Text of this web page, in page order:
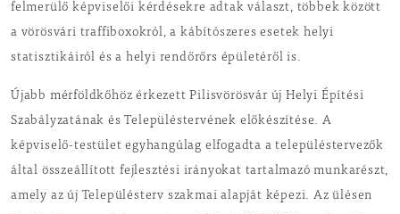
felmerülő képviselői kérdésekre adtak választ, többek között
a vörösvári traffiboxokról, a kábítószeres esetek helyi
statisztikáiról és a helyi rendőrőrs épületéről is.
Újabb mérföldkőhöz érkezett Pilisvörösvár új Helyi Építési
Szabályzatának és Településtervének előkészítése. A
képviselő-testület egyhangúlag elfogadta a településtervezők
által összeállított fejlesztési irányokat tartalmazó munkarészt,
amely az új Településterv szakmai alapját képezi. Az ülésen